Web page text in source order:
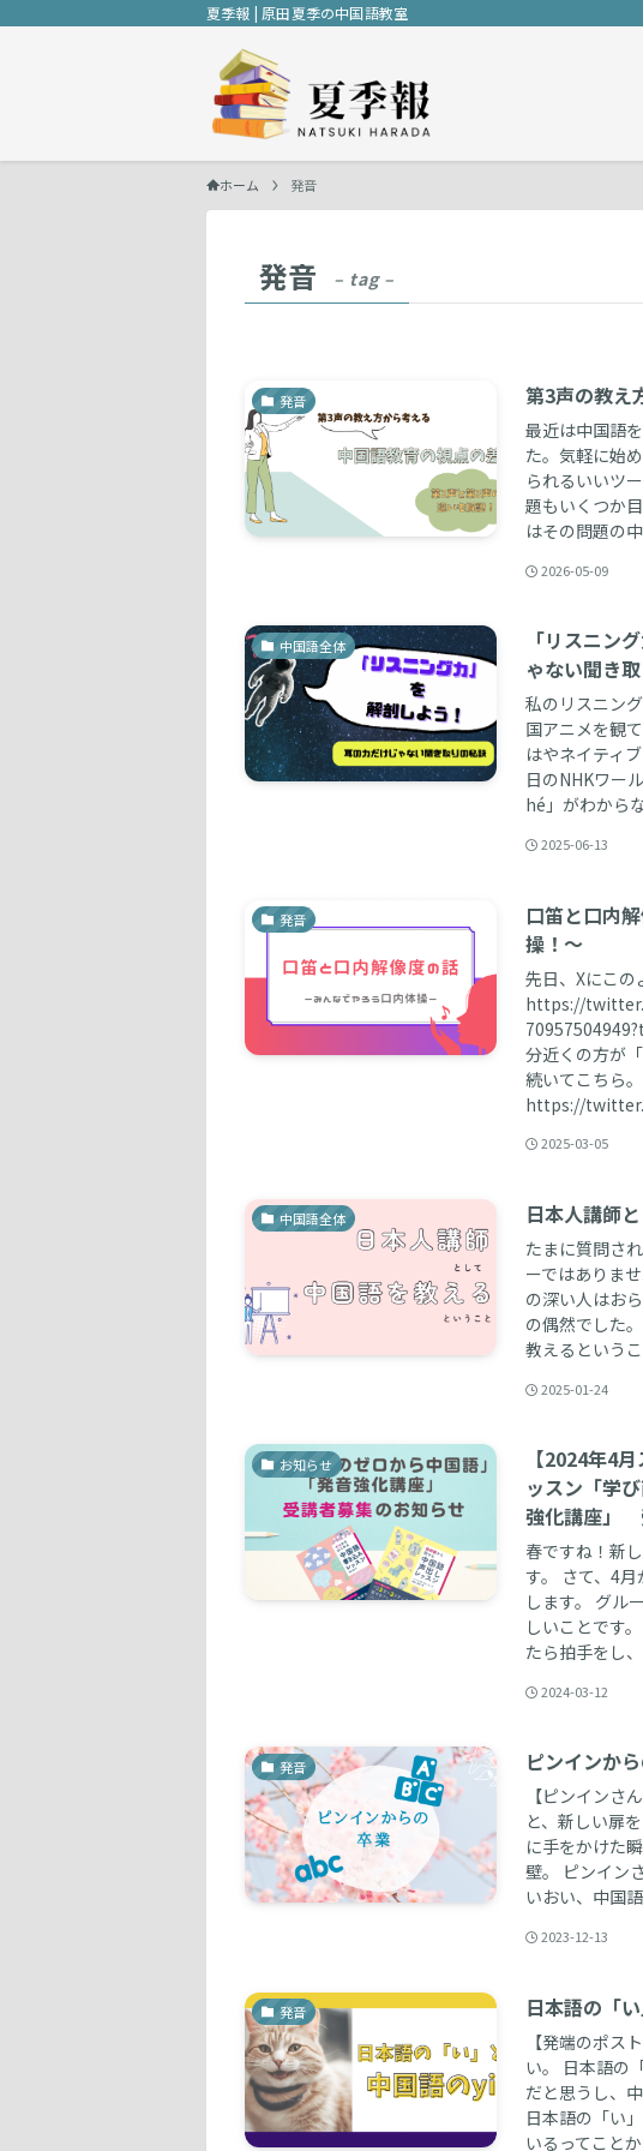
夏季報 | 原田夏季の中国語教室
ホーム 発音
発音 – tag –
発音 第3声の教え
最近は中国語
た。気軽に始
られるいいツ
題もいくつか
はその問題の
2026-05-09
中国語全体
「リスニン
ゃない聞き
私のリスニン
国アニメを観
はやネイティ
日のNHKワー
hé」がわから
2025-06-13
発音
口笛と口内
操！〜
先日、Xにこの
https://
分近くの方が
続いてこちら。
https://
2025-03-05
中国語全体 日本人講師
たまに質問さ
ーではありま
の深い人はお
の偶然でした
教えるという
2025-01-24
お知らせ
【2024年4
ッスン「学
強化講座」
春ですね！新
す。 さて、4
します。 グル
しいことです
たら拍手をし
2024-03-12
発音 ピンインか
【ピンインさ
と、新しい扉
に手をかけた
壁。 ピンイン
いおい、中国
2023-12-13
発音 日本語の「
【発端のポス
い。 日本語の
だと思うし、
日本語の「い
いるってこと